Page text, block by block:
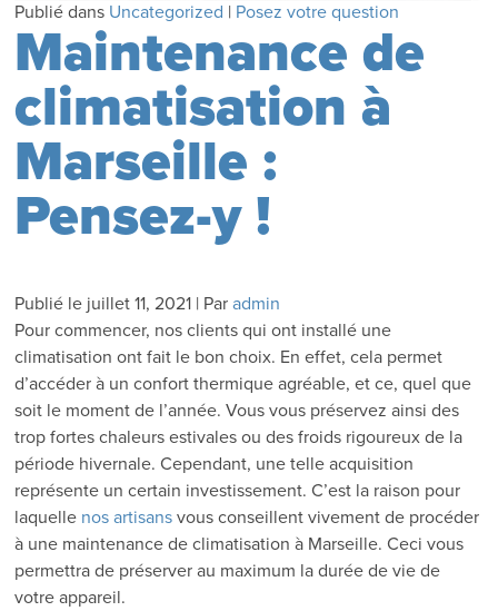
Publié dans Uncategorized | Posez votre question
Maintenance de
climatisation à
Marseille :
Pensez-y !
Publié le juillet 11, 2021 | Par admin
Pour commencer, nos clients qui ont installé une
climatisation ont fait le bon choix. En effet, cela permet
d’accéder à un confort thermique agréable, et ce, quel que
soit le moment de l’année. Vous vous préservez ainsi des
trop fortes chaleurs estivales ou des froids rigoureux de la
période hivernale. Cependant, une telle acquisition
représente un certain investissement. C’est la raison pour
laquelle nos artisans vous conseillent vivement de procéder
à une maintenance de climatisation à Marseille. Ceci vous
permettra de préserver au maximum la durée de vie de
votre appareil.